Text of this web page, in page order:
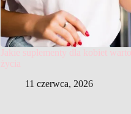
Jakie suplementy dla kobiet
życia
11 czerwca, 2026